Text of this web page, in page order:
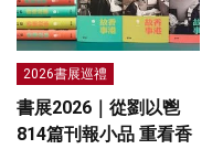
2026書展巡禮
書展2026｜從劉以鬯
814篇刊報小品 重看香